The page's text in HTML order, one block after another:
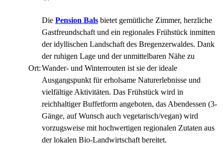
Ort:
Die Pension Bals bietet gemütliche Zimmer, herzliche
Gastfreundschaft und ein regionales Frühstück inmitten
der idyllischen Landschaft des Bregenzerwaldes. Dank
der ruhigen Lage und der unmittelbaren Nähe zu
Wander- und Winterrouten ist sie der ideale
Ausgangspunkt für erholsame Naturerlebnisse und
vielfältige Aktivitäten. Das Frühstück wird in
reichhaltiger Buffetform angeboten, das Abendessen (3-
Gänge, auf Wunsch auch vegetarisch/vegan) wird
vorzugsweise mit hochwertigen regionalen Zutaten aus
der lokalen Bio-Landwirtschaft bereitet.